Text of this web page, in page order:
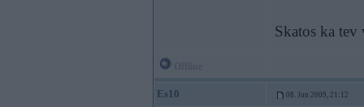
Skatos ka tev
Es10 08. Jun 2009, 21:12